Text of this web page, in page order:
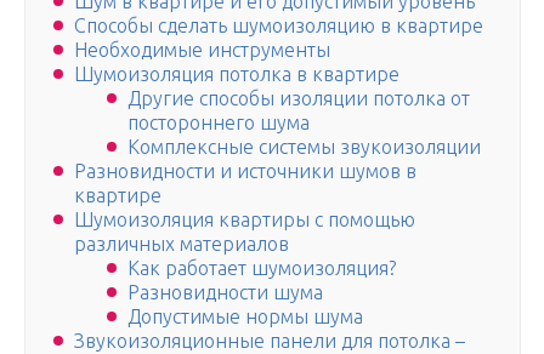
Способы сделать шумоизоляцию в квартире
Необходимые инструменты
Шумоизоляция потолка в квартире
Другие способы изоляции потолка от
постороннего шума
Комплексные системы звукоизоляции
Разновидности и источники шумов в
квартире
Шумоизоляция квартиры с помощью
различных материалов
Как работает шумоизоляция?
Разновидности шума
Допустимые нормы шума
Звукоизоляционные панели для потолка –